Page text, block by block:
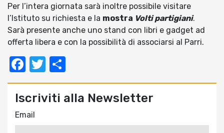
Per l’intera giornata sarà inoltre possibile visitare
l’Istituto su richiesta e la mostra Volti partigiani.
Sarà presente anche uno stand con libri e gadget ad
offerta libera e con la possibilità di associarsi al Parri.
Facebook
Twitter
Iscriviti alla Newsletter
Email